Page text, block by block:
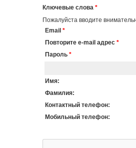
Ключевые слова *
Пожалуйста вводите
Email *
Повторите e-mail адрес *
Пароль *
Имя:
Фамилия:
Контактный телефон:
Мобильный телефон: